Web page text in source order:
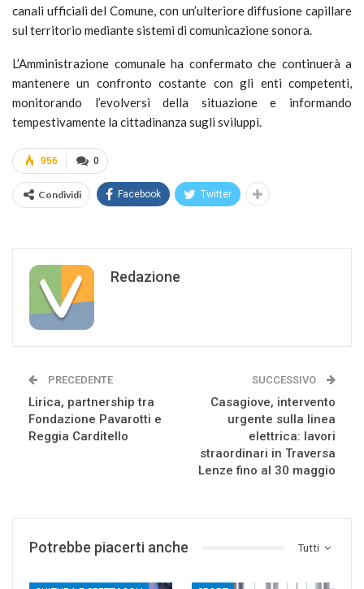
canali ufficiali del Comune, con un’ulteriore diffusione capillare
sul territorio mediante sistemi di comunicazione sonora.
L’Amministrazione comunale ha confermato che continuerà a
mantenere un confronto costante con gli enti competenti,
monitorando l’evolversi della situazione e informando
tempestivamente la cittadinanza sugli sviluppi.
0
956
Condividi Facebook Twitter
Redazione
PRECEDENTE
Lirica, partnership tra
Fondazione Pavarotti e
Reggia Carditello
SUCCESSIVO
Casagiove, intervento
urgente sulla linea
elettrica: lavori
straordinari in Traversa
Lenze fino al 30 maggio
Tutti
Potrebbe piacerti anche